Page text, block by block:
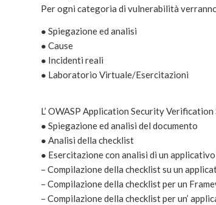
Per ogni categoria di vulnerabilità
● Spiegazione ed analisi
● Cause
● Incidenti reali
● Laboratorio Virtuale/Esercitazioni
L’ OWASP Application Security Verification
● Spiegazione ed analisi del documento
● Analisi della checklist
● Esercitazione con analisi di un applicativo
– Compilazione della checklist su un
– Compilazione della checklist per un
– Compilazione della checklist per un’